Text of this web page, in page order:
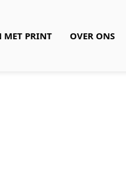
MET PRINT OVER ONS